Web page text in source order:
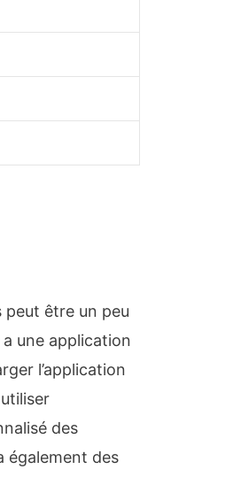
peut être un peu
une application
l’application
des
également des